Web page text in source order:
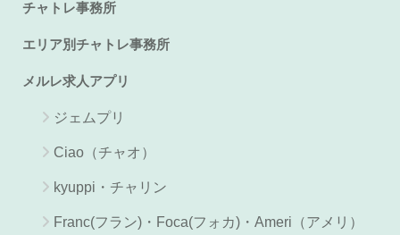
チャトレ事務所
エリア別チャトレ事務所
メルレ求人アプリ
ジェムプリ
Ciao（チャオ）
kyuppi・チャリン
Franc(フラン)・Foca(フォカ)・Ameri（アメリ）